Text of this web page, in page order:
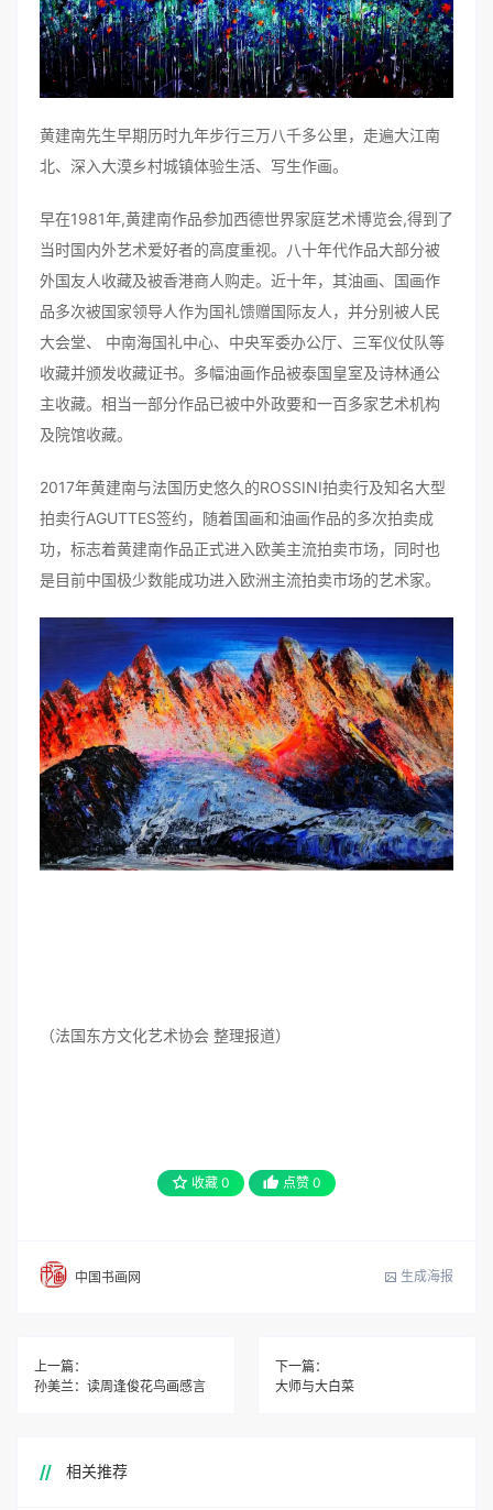
黄建南先生早期历时九年步行三万八千多公里，走遍大江南
北、深入大漠乡村城镇体验生活、写生作画。
早在1981年,黄建南作品参加西德世界家庭艺术博览会,得到了
当时国内外艺术爱好者的高度重视。八十年代作品大部分被
外国友人收藏及被香港商人购走。近十年，其油画、国画作
品多次被国家领导人作为国礼馈赠国际友人，并分别被人民
大会堂、 中南海国礼中心、中央军委办公厅、三军仪仗队等
收藏并颁发收藏证书。多幅油画作品被泰国皇室及诗林通公
主收藏。相当一部分作品已被中外政要和一百多家艺术机构
及院馆收藏。
2017年黄建南与法国历史悠久的ROSSINI拍卖行及知名大型
拍卖行AGUTTES签约，随着国画和油画作品的多次拍卖成
功，标志着黄建南作品正式进入欧美主流拍卖市场，同时也
是目前中国极少数能成功进入欧洲主流拍卖市场的艺术家。
（法国东方文化艺术协会 整理报道）
收藏 0 点赞 0
中国书画网 生成海报
上一篇：
孙美兰：读周逢俊花鸟画感言
下一篇：
大师与大白菜
相关推荐